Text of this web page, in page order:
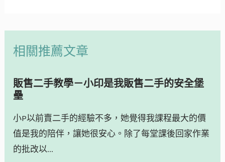
相關推薦文章
販售二手教學－小印是我販售二手的安全堡
壘
小P以前賣二手的經驗不多，她覺得我課程最大的價
值是我的陪伴，讓她很安心。除了每堂課後回家作業
的批改以...